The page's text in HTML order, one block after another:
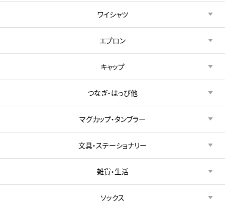
ワイシャツ
エプロン
キャップ
つなぎ・はっぴ他
マグカップ・タンブラー
文具・ステーショナリー
雑貨・生活
ソックス